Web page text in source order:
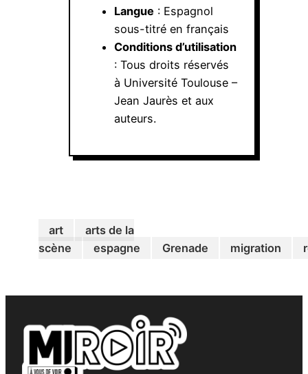
Langue : Espagnol
sous-titré en français
Conditions d’utilisation
: Tous droits réservés
à Université Toulouse –
Jean Jaurès et aux
auteurs.
art
arts de la
scène
espagne Grenade migration